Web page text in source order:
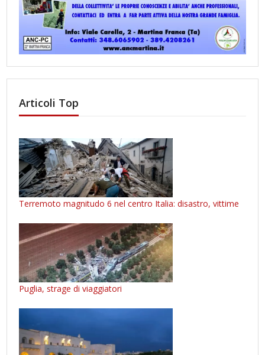
Articoli Top
Terremoto magnitudo 6 nel centro Italia: disastro, vittime
Puglia, strage di viaggiatori